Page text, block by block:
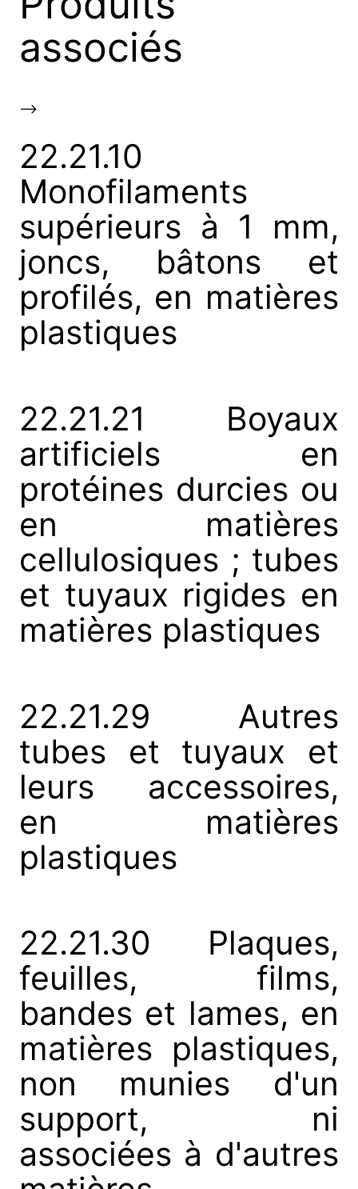
associés
-->
22.21.10
Monofilaments
supérieurs à 1 mm,
joncs, bâtons et
profilés, en matières
plastiques
22.21.21 Boyaux
artificiels en
protéines durcies ou
en matières
cellulosiques ; tubes
et tuyaux rigides en
matières plastiques
22.21.29 Autres
tubes et tuyaux et
leurs accessoires,
en matières
plastiques
22.21.30 Plaques,
feuilles, films,
bandes et lames, en
matières plastiques,
non munies d'un
support, ni
associées à d'autres